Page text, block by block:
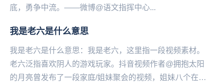
底，勇争中流。——微博@语文指挥中心...
我是老六是什么意思
我是老六是什么意思：我是老六，这‌‌‌‌‌‌‌‌‌‌‌‌‌里指一段视频素材。
老六泛指喜欢阴人的游戏玩家。抖音视频作者@拥抱太阳
的月亮曾发布了一段家庭/姐妹聚会的视频，姐妹八个在镜